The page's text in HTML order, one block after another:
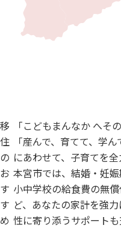
移
住
の
お
す
す
め
「こどもまんなか へそ
「産んで、育てて、学
にあわせて、子育てを全
本宮市では、結婚・妊
小中学校の給食費の無
ど、あなたの家計を強
性に寄り添うサポート